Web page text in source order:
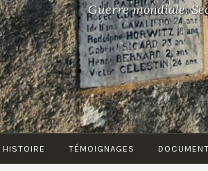
Guerre mondiale.
HISTOIRE TÉMOIGNAGES